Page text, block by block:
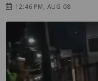
12:46 PM, AUG 08